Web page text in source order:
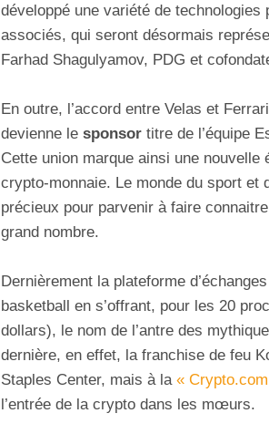
développé une variété de
associés, qui seront désormais
Farhad Shagulyamov, PDG et
En outre, l’accord entre Velas et
devienne le sponsor titre de l’équipe
Cette union marque ainsi une
crypto-monnaie. Le monde du sport et
précieux pour parvenir à faire
grand nombre.
Dernièrement la plateforme
basketball en s’offrant, pour les 20
dollars), le nom de l’antre des
dernière, en effet, la franchise de feu
Staples Center, mais à la «
l’entrée de la crypto dans les mœurs.